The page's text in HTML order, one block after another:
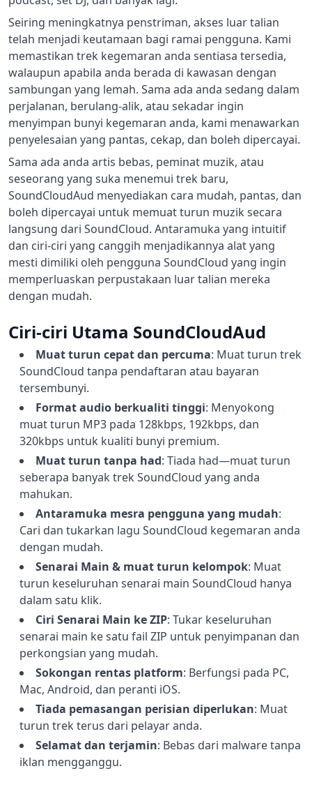
Seiring meningkatnya penstriman, akses luar talian
telah menjadi keutamaan bagi ramai pengguna. Kami
memastikan trek kegemaran anda sentiasa tersedia,
walaupun apabila anda berada di kawasan dengan
sambungan yang lemah. Sama ada anda sedang dalam
perjalanan, berulang-alik, atau sekadar ingin
menyimpan bunyi kegemaran anda, kami menawarkan
penyelesaian yang pantas, cekap, dan boleh dipercayai.
Sama ada anda artis bebas, peminat muzik, atau
seseorang yang suka menemui trek baru,
SoundCloudAud menyediakan cara mudah, pantas, dan
boleh dipercayai untuk memuat turun muzik secara
langsung dari SoundCloud. Antaramuka yang intuitif
dan ciri-ciri yang canggih menjadikannya alat yang
mesti dimiliki oleh pengguna SoundCloud yang ingin
memperluaskan perpustakaan luar talian mereka
dengan mudah.
Ciri-ciri Utama SoundCloudAud
Muat turun cepat dan percuma: Muat turun trek
SoundCloud tanpa pendaftaran atau bayaran
tersembunyi.
Format audio berkualiti tinggi: Menyokong
muat turun MP3 pada 128kbps, 192kbps, dan
320kbps untuk kualiti bunyi premium.
Muat turun tanpa had: Tiada had—muat turun
seberapa banyak trek SoundCloud yang anda
mahukan.
Antaramuka mesra pengguna yang mudah:
Cari dan tukarkan lagu SoundCloud kegemaran anda
dengan mudah.
Senarai Main & muat turun kelompok: Muat
turun keseluruhan senarai main SoundCloud hanya
dalam satu klik.
Ciri Senarai Main ke ZIP: Tukar keseluruhan
senarai main ke satu fail ZIP untuk penyimpanan dan
perkongsian yang mudah.
Sokongan rentas platform: Berfungsi pada PC,
Mac, Android, dan peranti iOS.
Tiada pemasangan perisian diperlukan: Muat
turun trek terus dari pelayar anda.
Selamat dan terjamin: Bebas dari malware tanpa
iklan mengganggu.